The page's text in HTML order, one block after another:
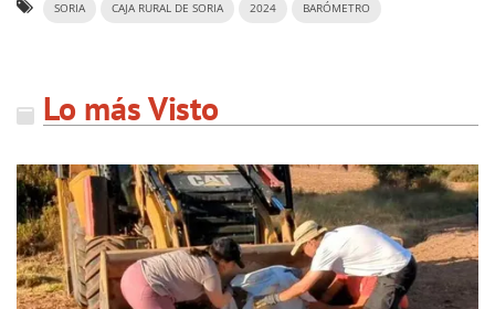
SORIA CAJA RURAL DE SORIA 2024 BARÓMETRO
Lo más Visto